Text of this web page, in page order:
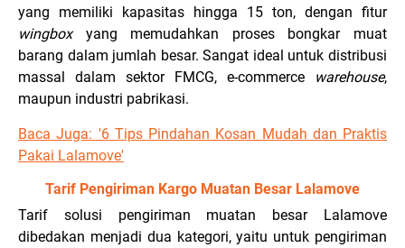
yang memiliki kapasitas hingga 15 ton, dengan fitur
wingboxyang memudahkan proses bongkar muat
barang dalam jumlah besar. Sangat ideal untuk distribusi
massal dalam sektor FMCG, e-commerce
warehouse,
maupun industri pabrikasi.
Baca Juga: '6 Tips Pindahan Kosan Mudah dan Praktis
Pakai Lalamove'
Tarif Pengiriman Kargo Muatan Besar Lalamove
Tarif solusi pengiriman muatan besar Lalamove
dibedakan menjadi dua kategori, yaitu untuk pengiriman